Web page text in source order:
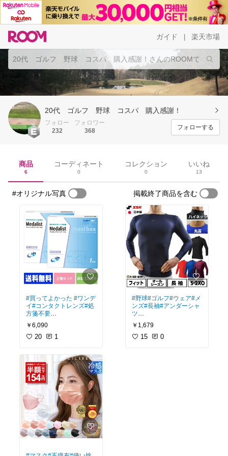
ガイド 楽天市場
20代 ゴルフ 野球 コスパ 購入感謝！
フォロー
232
フォロワー
368
フォローする
商品
6
コーディネート
0
コレクション
0
いいね
13
#オリジナル写真 掲載終了商品を含む
#買ってよかった #ワンデ
イ#コンタクトレンズ#処
方箋不要
値段が安く品質にも問題
ありません。
で衛生的でもあります。
愛用しておりオススメで
す。
￥6,090
20 1
#野球#ゴルフ#ウェア#メ
ンズ#長袖#アンダーシャ
ツ
#ゴルフウェア
SSKのアンダーシャツで
￥1,679
15 0